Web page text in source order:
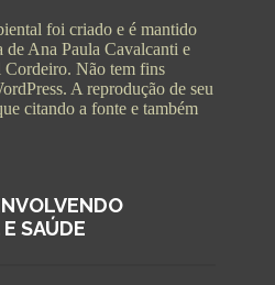
foi criado e é mantido
de Ana Paula Cavalcanti e
Não tem fins
A reprodução de seu
citando a fonte e também
SAÚDE